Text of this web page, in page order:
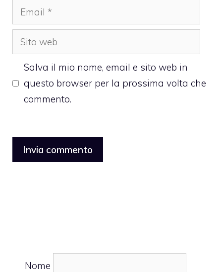
Email
Sito
web
Salva il mio nome, email e sito web in
questo browser per la prossima volta che
commento.
Nome